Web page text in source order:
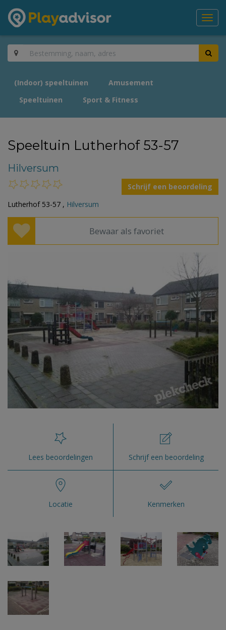
(Indoor) speeltuinen
Amusement
Speeltuinen
Sport & Fitness
Speeltuin Lutherhof 53-57
Hilversum
Schrijf een beoordeling
Lutherhof 53-57 , Hilversum
Bewaar als favoriet
Lees beoordelingen Schrijf een beoordeling
Locatie Kenmerken